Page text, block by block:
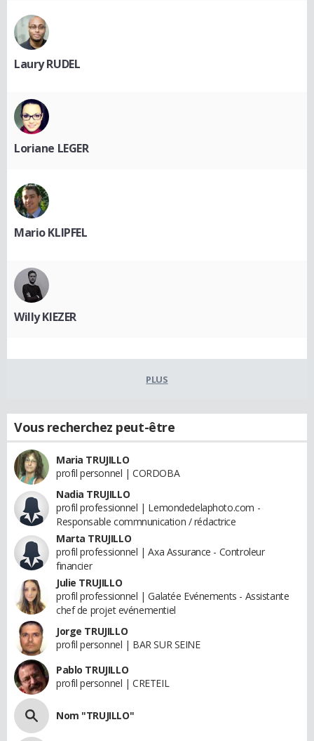
Laury RUDEL
Loriane LEGER
Mario KLIPFEL
Willy KIEZER
PLUS
Vous recherchez peut-être
Maria TRUJILLO
profil personnel | CORDOBA
Nadia TRUJILLO
profil professionnel | Lemondedelaphoto.com -
Responsable commnunication / rédactrice
Marta TRUJILLO
profil professionnel | Axa Assurance - Controleur
financier
Julie TRUJILLO
profil professionnel | Galatée Evénements - Assistante
chef de projet evénementiel
Jorge TRUJILLO
profil personnel | BAR SUR SEINE
Pablo TRUJILLO
profil personnel | CRETEIL
Nom "TRUJILLO"